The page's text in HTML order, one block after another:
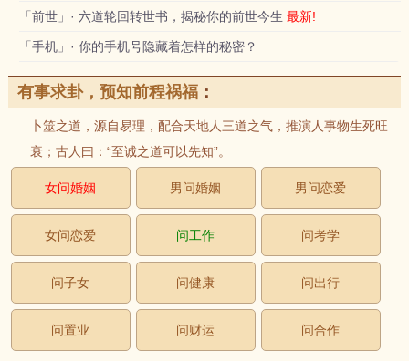
「前世」· 六道轮回转世书，揭秘你的前世今生 最新!
「手机」· 你的手机号隐藏着怎样的秘密？
有事求卦，预知前程祸福：
卜筮之道，源自易理，配合天地人三道之气，推演人事物生死旺
衰；古人曰：“至诚之道可以先知”。
女问婚姻 男问婚姻 男问恋爱
女问恋爱 问工作 问考学
问子女 问健康 问出行
问置业 问财运 问合作